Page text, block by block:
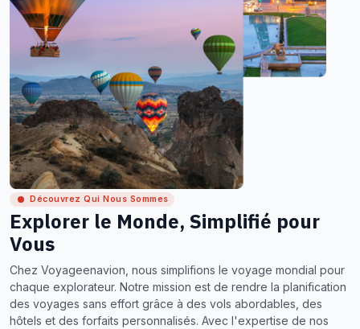
Découvrez Qui Nous Sommes
Explorer le Monde, Simplifié pour
Vous
Chez Voyageenavion, nous simplifions le voyage mondial pour
chaque explorateur. Notre mission est de rendre la planification
des voyages sans effort grâce à des vols abordables, des
hôtels et des forfaits personnalisés. Avec l'expertise de nos